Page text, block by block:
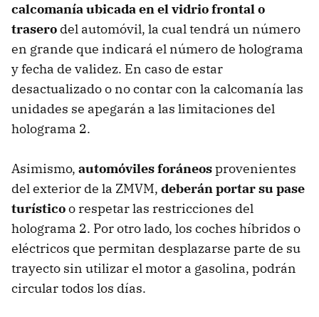
calcomanía ubicada en el vidrio frontal o
trasero del automóvil, la cual tendrá un número
en grande que indicará el número de holograma
y fecha de validez. En caso de estar
desactualizado o no contar con la calcomanía las
unidades se apegarán a las limitaciones del
holograma 2.
Asimismo, automóviles foráneosprovenientes
del exterior de la ZMVM, deberán portar su pase
turísticoo respetar las restricciones del
holograma 2. Por otro lado, los coches híbridos o
eléctricos que permitan desplazarse parte de su
trayecto sin utilizar el motor a gasolina, podrán
circular todos los días.